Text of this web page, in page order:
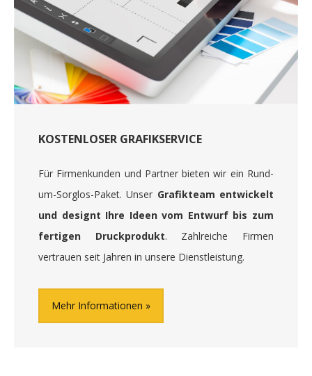
KOSTENLOSER GRAFIKSERVICE
Für Firmenkunden und Partner bieten wir ein Rund-
um-Sorglos-Paket. Unser Grafikteam entwickelt
und designt Ihre Ideen vom Entwurf bis zum
fertigen Druckprodukt. Zahlreiche Firmen
vertrauen seit Jahren in unsere Dienstleistung.
Mehr Informationen